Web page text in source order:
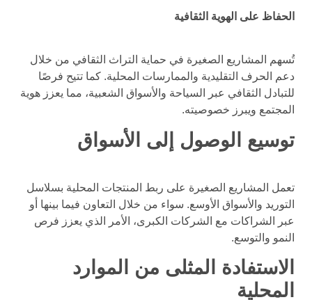
الحفاظ على الهوية الثقافية
تُسهم المشاريع الصغيرة في حماية التراث الثقافي من خلال
دعم الحرف التقليدية والممارسات المحلية. كما تتيح فرصًا
للتبادل الثقافي عبر السياحة والأسواق الشعبية، مما يعزز هوية
المجتمع ويبرز خصوصيته.
توسيع الوصول إلى الأسواق
تعمل المشاريع الصغيرة على ربط المنتجات المحلية بسلاسل
التوريد والأسواق الأوسع. سواء من خلال التعاون فيما بينها أو
عبر الشراكات مع الشركات الكبرى، الأمر الذي يعزز فرص
النمو والتوسع.
الاستفادة المثلى من الموارد
المحلية